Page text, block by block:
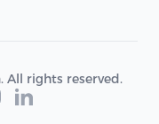
All rights reserved.